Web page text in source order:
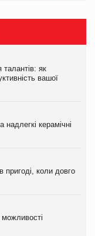
талантів: як
вашої
керамічні
пригоді, коли довго